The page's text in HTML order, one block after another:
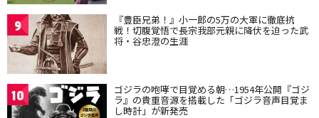
9 『豊臣兄弟！』小一郎の5万の大軍に徹底抗
戦！切腹覚悟で長宗我部元親に降伏を迫った武
将・谷忠澄の生涯
10 ゴジラの咆哮で目覚める朝…1954年公開『ゴジ
ラ』の貴重音源を搭載した「ゴジラ音声目覚ま
し時計」が新発売